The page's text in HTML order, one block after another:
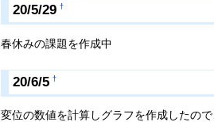
20/5/29 †
春休みの課題を作成中
20/6/5 †
変位の数値を計算しグラフを作成したの